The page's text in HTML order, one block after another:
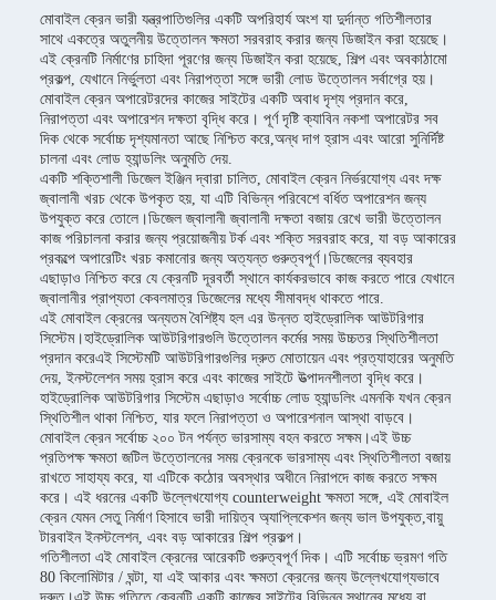
মোবাইল ক্রেন ভারী যন্ত্রপাতিগুলির একটি অপরিহার্য অংশ যা দুর্দান্ত গতিশীলতার
সাথে একত্রে অতুলনীয় উত্তোলন ক্ষমতা সরবরাহ করার জন্য ডিজাইন করা হয়েছে।
এই ক্রেনটি নির্মাণের চাহিদা পূরণের জন্য ডিজাইন করা হয়েছে, শিল্প এবং অবকাঠামো
প্রকল্প, যেখানে নির্ভুলতা এবং নিরাপত্তা সঙ্গে ভারী লোড উত্তোলন সর্বাগ্রে হয়।
মোবাইল ক্রেন অপারেটরদের কাজের সাইটের একটি অবাধ দৃশ্য প্রদান করে,
নিরাপত্তা এবং অপারেশন দক্ষতা বৃদ্ধি করে। পূর্ণ দৃষ্টি ক্যাবিন নকশা অপারেটর সব
দিক থেকে সর্বোচ্চ দৃশ্যমানতা আছে নিশ্চিত করে,অন্ধ দাগ হ্রাস এবং আরো সুনির্দিষ্ট
চালনা এবং লোড হ্যান্ডলিং অনুমতি দেয়.
একটি শক্তিশালী ডিজেল ইঞ্জিন দ্বারা চালিত, মোবাইল ক্রেন নির্ভরযোগ্য এবং দক্ষ
জ্বালানী খরচ থেকে উপকৃত হয়, যা এটি বিভিন্ন পরিবেশে বর্ধিত অপারেশন জন্য
উপযুক্ত করে তোলে।ডিজেল জ্বালানী জ্বালানী দক্ষতা বজায় রেখে ভারী উত্তোলন
কাজ পরিচালনা করার জন্য প্রয়োজনীয় টর্ক এবং শক্তি সরবরাহ করে, যা বড় আকারের
প্রকল্পে অপারেটিং খরচ কমানোর জন্য অত্যন্ত গুরুত্বপূর্ণ।ডিজেলের ব্যবহার
এছাড়াও নিশ্চিত করে যে ক্রেনটি দূরবর্তী স্থানে কার্যকরভাবে কাজ করতে পারে যেখানে
জ্বালানীর প্রাপ্যতা কেবলমাত্র ডিজেলের মধ্যে সীমাবদ্ধ থাকতে পারে.
এই মোবাইল ক্রেনের অন্যতম বৈশিষ্ট্য হল এর উন্নত হাইড্রোলিক আউটরিগার
সিস্টেম।হাইড্রোলিক আউটরিগারগুলি উত্তোলন কর্মের সময় উচ্চতর স্থিতিশীলতা
প্রদান করেএই সিস্টেমটি আউটরিগারগুলির দ্রুত মোতায়েন এবং প্রত্যাহারের অনুমতি
দেয়, ইনস্টলেশন সময় হ্রাস করে এবং কাজের সাইটে উত্পাদনশীলতা বৃদ্ধি করে।
হাইড্রোলিক আউটরিগার সিস্টেম এছাড়াও সর্বোচ্চ লোড হ্যান্ডলিং এমনকি যখন ক্রেন
স্থিতিশীল থাকা নিশ্চিত, যার ফলে নিরাপত্তা ও অপারেশনাল আস্থা বাড়বে।
মোবাইল ক্রেন সর্বোচ্চ ২০০ টন পর্যন্ত ভারসাম্য বহন করতে সক্ষম।এই উচ্চ
প্রতিপক্ষ ক্ষমতা জটিল উত্তোলনের সময় ক্রেনকে ভারসাম্য এবং স্থিতিশীলতা বজায়
রাখতে সাহায্য করে, যা এটিকে কঠোর অবস্থার অধীনে নিরাপদে কাজ করতে সক্ষম
করে। এই ধরনের একটি উল্লেখযোগ্য counterweight ক্ষমতা সঙ্গে, এই মোবাইল
ক্রেন যেমন সেতু নির্মাণ হিসাবে ভারী দায়িত্ব অ্যাপ্লিকেশন জন্য ভাল উপযুক্ত,বায়ু
টারবাইন ইনস্টলেশন, এবং বড় আকারের শিল্প প্রকল্প।
গতিশীলতা এই মোবাইল ক্রেনের আরেকটি গুরুত্বপূর্ণ দিক। এটি সর্বোচ্চ ভ্রমণ গতি
80 কিলোমিটার / ঘন্টা, যা এই আকার এবং ক্ষমতা ক্রেনের জন্য উল্লেখযোগ্যভাবে